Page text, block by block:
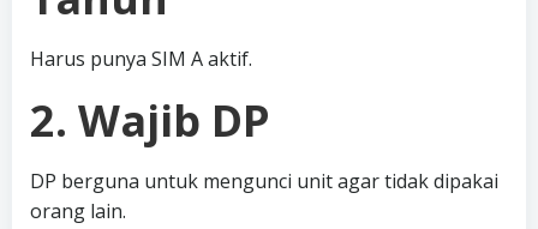
Harus punya SIM A aktif.
2. Wajib DP
DP berguna untuk mengunci unit agar tidak dipakai
orang lain.